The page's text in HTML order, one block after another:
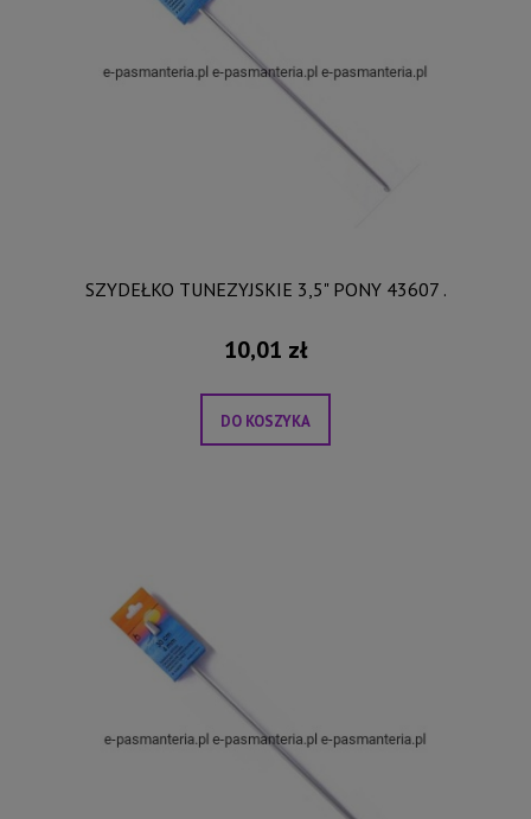
SZYDEŁKO TUNEZYJSKIE 3,5" PONY 43607 .
10,01 zł
DO KOSZYKA